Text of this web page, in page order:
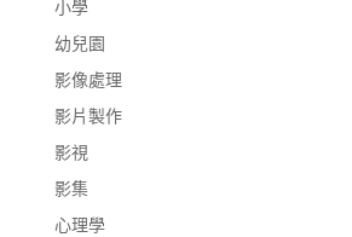
小學
幼兒園
影像處理
影片製作
影視
影集
心理學